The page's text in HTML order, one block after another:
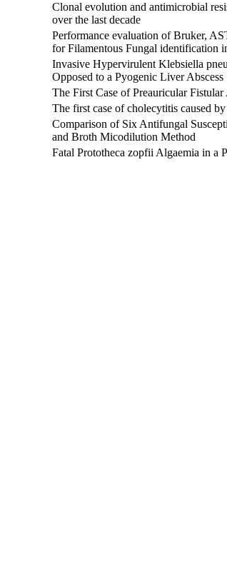
Clonal evolution and antimicrobial
over the last decade
Performance evaluation of Bruker,
for Filamentous Fungal identification
Invasive Hypervirulent Klebsiella
Opposed to a Pyogenic Liver Abscess
The First Case of Preauricular
The first case of cholecytitis caused
Comparison of Six Antifungal
and Broth Micodilution Method
Fatal Prototheca zopfii Algaemia in a